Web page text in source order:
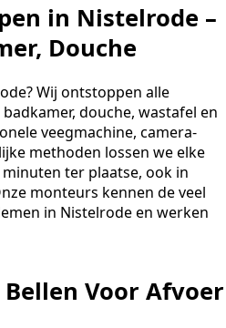
in Nistelrode –
Douche
Wij ontstoppen alle
douche, wastafel en
veegmachine, camera-
methoden lossen we elke
ter plaatse, ook in
monteurs kennen de veel
in Nistelrode en werken
Voor Afvoer